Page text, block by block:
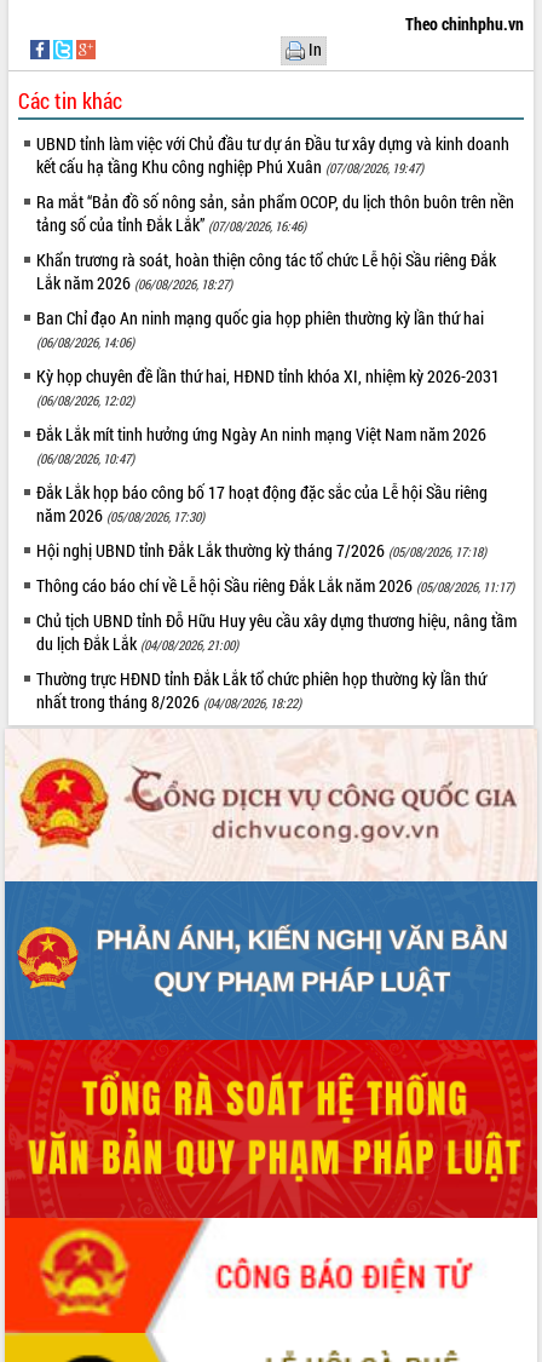
Theo chinhphu.vn
In
Các tin khác
UBND tỉnh làm việc với Chủ đầu tư dự án Đầu tư xây dựng và kinh doanh
kết cấu hạ tầng Khu công nghiệp Phú Xuân (07/08/2026, 19:47)
Ra mắt “Bản đồ số nông sản, sản phẩm OCOP, du lịch thôn buôn trên nền
tảng số của tỉnh Đắk Lắk” (07/08/2026, 16:46)
Khẩn trương rà soát, hoàn thiện công tác tổ chức Lễ hội Sầu riêng Đắk
Lắk năm 2026 (06/08/2026, 18:27)
Ban Chỉ đạo An ninh mạng quốc gia họp phiên thường kỳ lần thứ hai
(06/08/2026, 14:06)
Kỳ họp chuyên đề lần thứ hai, HĐND tỉnh khóa XI, nhiệm kỳ 2026-2031
(06/08/2026, 12:02)
Đắk Lắk mít tinh hưởng ứng Ngày An ninh mạng Việt Nam năm 2026
(06/08/2026, 10:47)
Đắk Lắk họp báo công bố 17 hoạt động đặc sắc của Lễ hội Sầu riêng
năm 2026 (05/08/2026, 17:30)
Hội nghị UBND tỉnh Đắk Lắk thường kỳ tháng 7/2026 (05/08/2026, 17:18)
Thông cáo báo chí về Lễ hội Sầu riêng Đắk Lắk năm 2026 (05/08/2026, 11:17)
Chủ tịch UBND tỉnh Đỗ Hữu Huy yêu cầu xây dựng thương hiệu, nâng tầm
du lịch Đắk Lắk (04/08/2026, 21:00)
Thường trực HĐND tỉnh Đắk Lắk tổ chức phiên họp thường kỳ lần thứ
nhất trong tháng 8/2026 (04/08/2026, 18:22)